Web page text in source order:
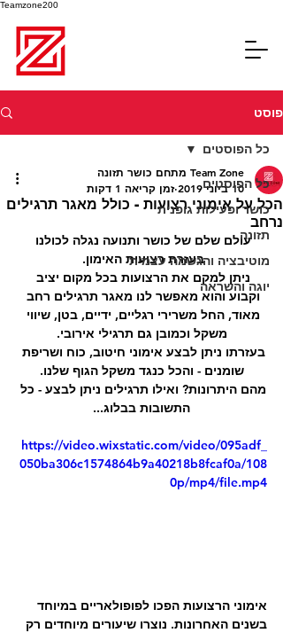
Teamzone200
פוסט
כל הפוסטים
כושר ופעילות גופנית
תזונה
מוטיבציה והגשמה עצמית
יוגה והשראה
כל הפוסטים
הכל על אימוני רצועות - כולל מאגר תרגילים
נרחב
Team Zone מתחם כושר תזונה
10 ביוני 2019
זמן קריאה 1 דקות
עולם שלם של כושר ותנועה נגלה לכולנו
בעזרת רצועות האימון.
ניתן למקם את הרצועות בכל מקום יציב
וקבוע והוא מאפשר לנו מאגר תרגילים רחב
מאוד, החל משרירי רגליים, ידיים, בטן, שיווי
משקל וכמובן גם תרגילי אירובי.
בעזרתו ניתן לבצע אימוני חיטוב, כוח ושריפת
שומנים - והכל כנגד משקל הגוף שלנו.
מהם היתרונות? ואילו תרגילים ניתן לבצע - כל
התשובות בבלוג...
https://video.wixstatic.com/video/095adf_
050ba306c1574864b9a40218b8fcaf0a/108
0p/mp4/file.mp4
אימוני הרצועות הפכו לפופולאריים במיוחד
בשנים האחרונות. נוצרו שיעורים מיוחדים רק